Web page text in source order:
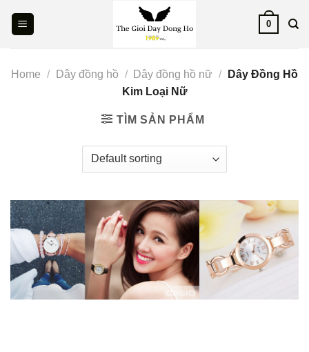
0
Home / Dây đồng hồ / Dây đồng hồ nữ /
Dây Đồng Hồ
Kim Loại Nữ
TÌM SẢN PHẨM